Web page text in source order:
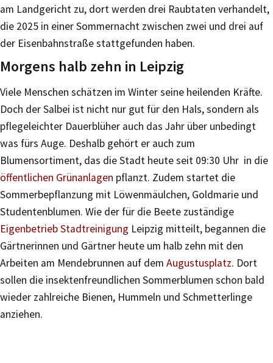
am Landgericht zu, dort werden drei Raubtaten verhandelt,
die 2025 in einer Sommernacht zwischen zwei und drei auf
der Eisenbahnstraße stattgefunden haben.
Morgens halb zehn in Leipzig
Viele Menschen schätzen im Winter seine heilenden Kräfte.
Doch der Salbei ist nicht nur gut für den Hals, sondern als
pflegeleichter Dauerblüher auch das Jahr über unbedingt
was fürs Auge. Deshalb gehört er auch zum
Blumensortiment, das die Stadt heute seit 09:30 Uhr in die
öffentlichen Grünanlagen pflanzt. Zudem startet die
Sommerbepflanzung mit Löwenmäulchen, Goldmarie und
Studentenblumen. Wie der für die Beete zuständige
Eigenbetrieb Stadtreinigung Leipzig mitteilt, begannen die
Gärtnerinnen und Gärtner heute um halb zehn mit den
Arbeiten am Mendebrunnen auf dem Augustusplatz. Dort
sollen die insektenfreundlichen Sommerblumen schon bald
wieder zahlreiche Bienen, Hummeln und Schmetterlinge
anziehen.